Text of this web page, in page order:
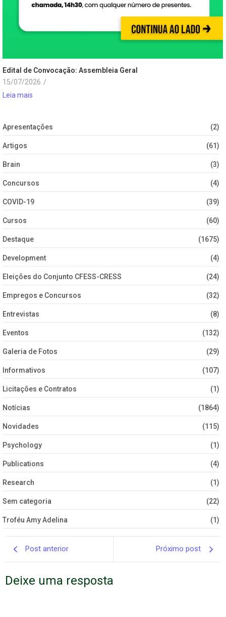
Edital de Convocação: Assembleia Geral
15/07/2026 /
Leia mais
Apresentações (2)
Artigos (61)
Brain (3)
Concursos (4)
COVID-19 (39)
Cursos (60)
Destaque (1675)
Development (4)
Eleições do Conjunto CFESS-CRESS (24)
Empregos e Concursos (32)
Entrevistas (8)
Eventos (132)
Galeria de Fotos (29)
Informativos (107)
Licitações e Contratos (1)
Notícias (1864)
Novidades (115)
Psychology (1)
Publications (4)
Research (1)
Sem categoria (22)
Troféu Amy Adelina (1)
Post anterior Próximo post
Deixe uma resposta